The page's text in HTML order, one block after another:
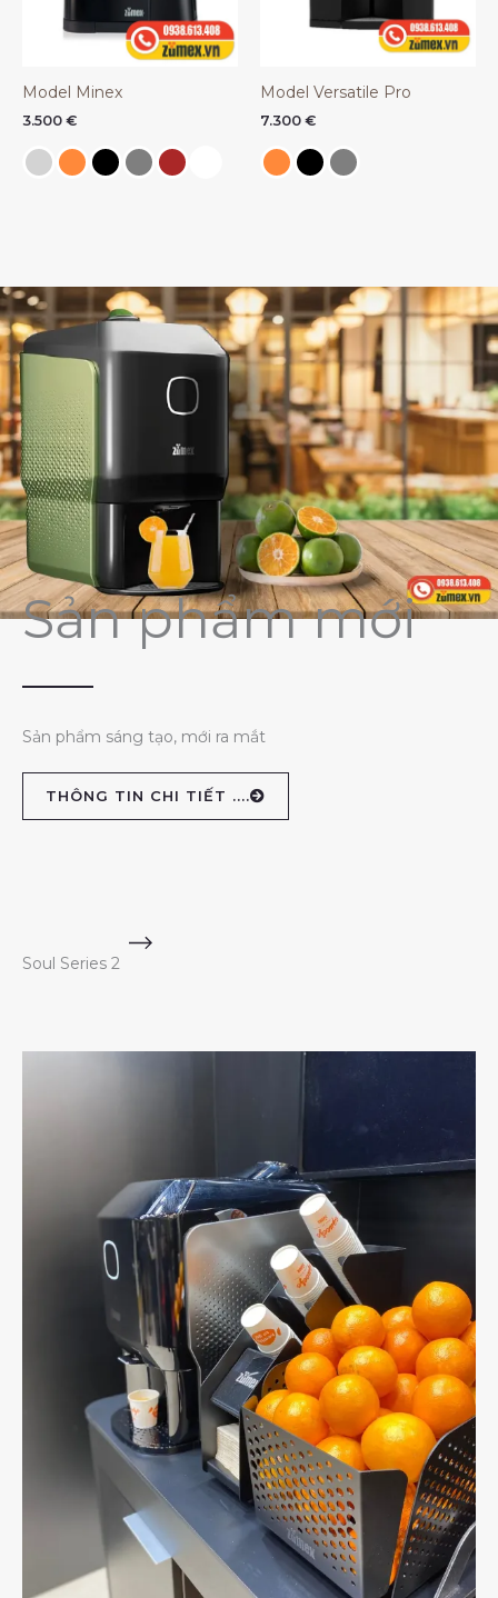
Model Minex
3.500 €
Model Versatile Pro
7.300 €
Sản phẩm mới
Sản phẩm sáng tạo, mới ra mắt
THÔNG TIN CHI TIẾT ....
Soul Series 2